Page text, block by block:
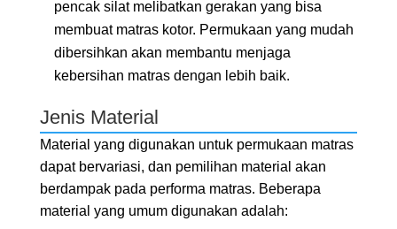
pencak silat melibatkan gerakan yang bisa
membuat matras kotor. Permukaan yang mudah
dibersihkan akan membantu menjaga
kebersihan matras dengan lebih baik.
Jenis Material
Material yang digunakan untuk permukaan matras
dapat bervariasi, dan pemilihan material akan
berdampak pada performa matras. Beberapa
material yang umum digunakan adalah: